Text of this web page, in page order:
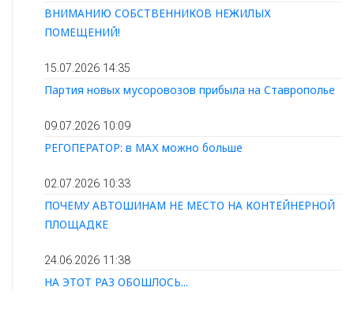
ВНИМАНИЮ СОБСТВЕННИКОВ НЕЖИЛЫХ
ПОМЕЩЕНИЙ!
15.07.2026 14:35
Партия новых мусоровозов прибыла на Ставрополье
09.07.2026 10:09
РЕГОПЕРАТОР: в МАХ можно больше
02.07.2026 10:33
ПОЧЕМУ АВТОШИНАМ НЕ МЕСТО НА КОНТЕЙНЕРНОЙ
ПЛОЩАДКЕ
24.06.2026 11:38
НА ЭТОТ РАЗ ОБОШЛОСЬ...